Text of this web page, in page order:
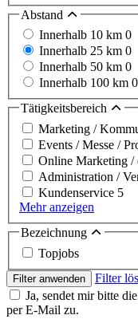
Abstand
Innerhalb 10 km 0
Innerhalb 25 km 0
Innerhalb 50 km 0
Innerhalb 100 km 0
Tätigkeitsbereich
Marketing /
Events / Messe /
Online Marketing /
Administration /
Kundenservice 5
Mehr anzeigen
Bezeichnung
Topjobs
Filter anwenden
Filter
Ja, sendet mir bitte
per E-Mail zu.